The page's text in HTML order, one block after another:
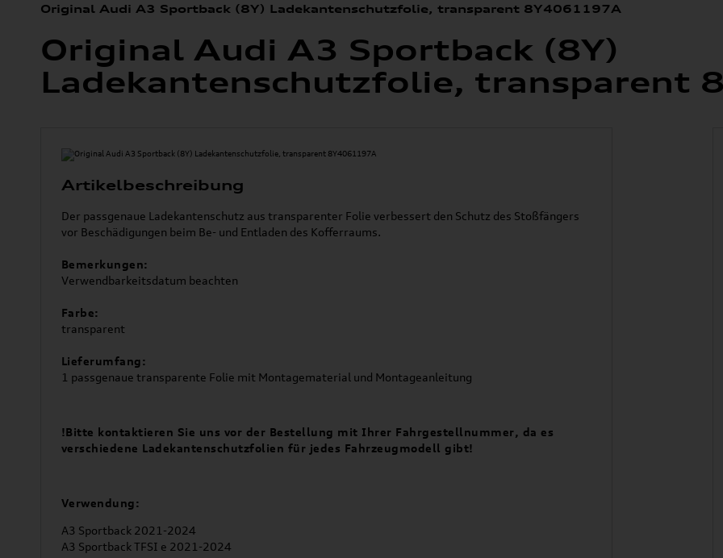
Original Audi A3 Sportback (8Y) Ladekantenschutzfolie, transparent 8Y4061197A
Original Audi A3 Sportback (8Y)
Ladekantenschutzfolie, transparent
Artikelbeschreibung
Der passgenaue Ladekantenschutz aus transparenter Folie verbessert den Schutz des Stoßfängers
vor Beschädigungen beim Be- und Entladen des Kofferraums.
Bemerkungen:
Verwendbarkeitsdatum beachten
Farbe:
transparent
Lieferumfang:
1 passgenaue transparente Folie mit Montagematerial und Montageanleitung
!Bitte kontaktieren Sie uns vor der Bestellung mit Ihrer Fahrgestellnummer, da es
verschiedene Ladekantenschutzfolien für jedes Fahrzeugmodell gibt!
Verwendung:
A3 Sportback 2021-2024
A3 Sportback TFSI e 2021-2024